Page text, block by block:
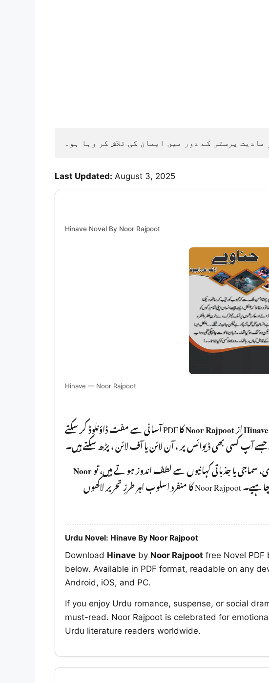
پرستی کے دور میں ایمان کی تلاش کر رہا ہو۔
Last Updated: August 3, 2025
Hinave Novel By Noor Rajpoot
Hinave — Noor Rajpoot
HinaveازNoor Rajpoot
کا PDF آسانی سے مفت ڈاؤنلوڈ کر سکتے
سماجی یا جذباتی کہانیوں سے لطف اندوز ہوتے ہیں، توNoor
آپ کو ضرور پڑھنا چا ہیے۔ Noor Rajpoot کا منفرد اسلوب اہر طرزِ تحریر لاکھوں
Urdu Novel: Hinave By Noor Rajpoot
Download Hinave by Noor Rajpoot free Novel
below. Available in PDF format, readable on any
Android, iOS, and PC.
If you enjoy Urdu romance, suspense, or social
must-read. Noor Rajpoot is celebrated for
Urdu literature readers worldwide.